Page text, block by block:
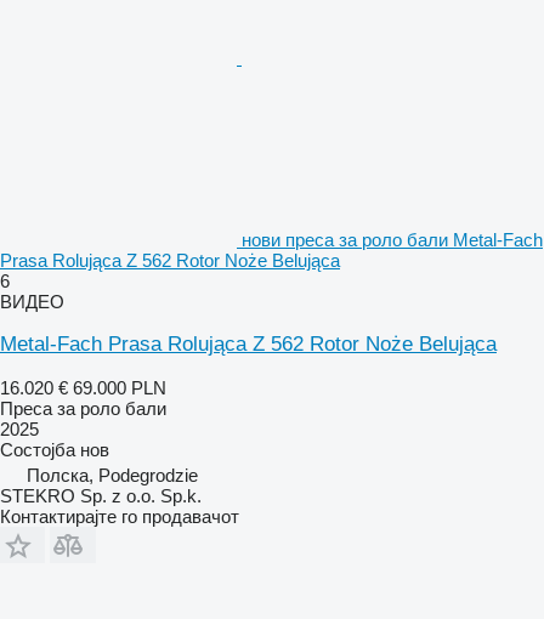
нови преса за роло бали Metal-Fach
Prasa Rolująca Z 562 Rotor Noże Belująca
6
ВИДЕО
Metal-Fach Prasa Rolująca Z 562 Rotor Noże Belująca
16.020 € 69.000 PLN
Преса за роло бали
2025
Состојба нов
Полска, Podegrodzie
STEKRO Sp. z o.o. Sp.k.
Контактирајте го продавачот